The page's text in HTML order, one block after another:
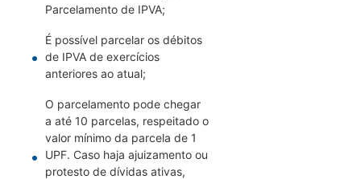
Parcelamento de IPVA;
É possível parcelar os débitos
de IPVA de exercícios
anteriores ao atual;
O parcelamento pode chegar
a até 10 parcelas, respeitado o
valor mínimo da parcela de 1
UPF. Caso haja ajuizamento ou
protesto de dívidas ativas,